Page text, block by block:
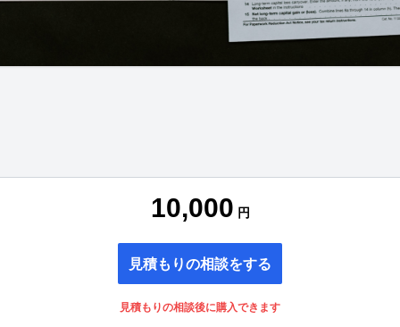
10,000 円
見積もりの相談をする
見積もりの相談後に購入できます